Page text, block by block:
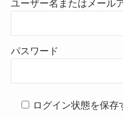
ユーザー名またはメール
パスワード
ログイン状態を保存